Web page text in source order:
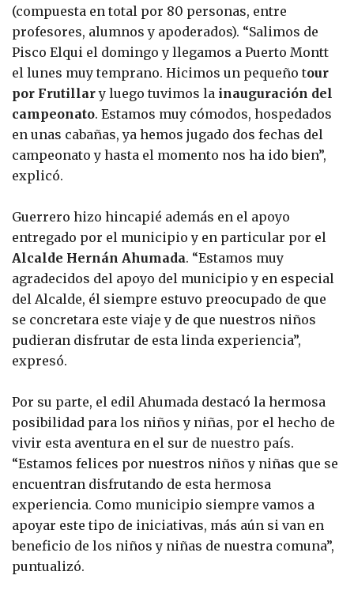
(compuesta en total por 80 personas, entre
profesores, alumnos y apoderados). “Salimos de
Pisco Elqui el domingo y llegamos a Puerto Montt
el lunes muy temprano. Hicimos un pequeño tour
por Frutillary luego tuvimos la inauguración del
campeonato. Estamos muy cómodos, hospedados
en unas cabañas, ya hemos jugado dos fechas del
campeonato y hasta el momento nos ha ido bien”,
explicó.
Guerrero hizo hincapié además en el apoyo
entregado por el municipio y en particular por el
Alcalde Hernán Ahumada. “Estamos muy
agradecidos del apoyo del municipio y en especial
del Alcalde, él siempre estuvo preocupado de que
se concretara este viaje y de que nuestros niños
pudieran disfrutar de esta linda experiencia”,
expresó.
Por su parte, el edil Ahumada destacó la hermosa
posibilidad para los niños y niñas, por el hecho de
vivir esta aventura en el sur de nuestro país.
“Estamos felices por nuestros niños y niñas que se
encuentran disfrutando de esta hermosa
experiencia. Como municipio siempre vamos a
apoyar este tipo de iniciativas, más aún si van en
beneficio de los niños y niñas de nuestra comuna”,
puntualizó.